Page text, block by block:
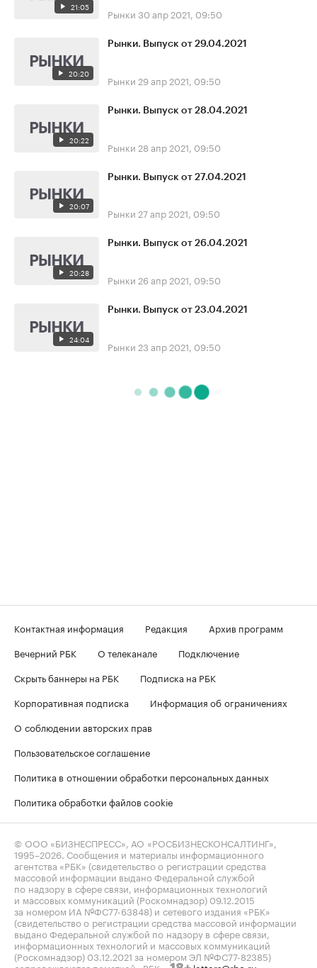
21:05 Рынки 30 апр 2021, 09:50
20:20
Рынки. Выпуск от 29.04.2021
Рынки 29 апр 2021, 09:50
20:22
Рынки. Выпуск от 28.04.2021
Рынки 28 апр 2021, 09:50
20:07
Рынки. Выпуск от 27.04.2021
Рынки 27 апр 2021, 09:50
20:28
Рынки. Выпуск от 26.04.2021
Рынки 26 апр 2021, 09:50
24:04
Рынки. Выпуск от 23.04.2021
Рынки 23 апр 2021, 09:50
Контактная информация Редакция
Архив программ
Вечерний РБК
О телеканале
Подключение
Скрыть баннеры на РБК
Подписка на РБК
Корпоративная подписка
Информация об ограничениях
О соблюдении авторских прав
Пользовательское соглашение
Политика в отношении обработки персональных данных
Политика обработки файлов cookie
© ООО «БИЗНЕСПРЕСС», АО «РОСБИЗНЕСКОНСАЛТИНГ»,
1995–2026 . Сообщения и материалы информационного
агентства «РБК» (свидетельство о регистрации средства
массовой информации выдано Федеральной службой
по надзору в сфере связи, информационных технологий
и массовых коммуникаций (Роскомнадзор) 09.12.2015
за номером ИА №ФС77-63848) и сетевого издания «РБК»
(свидетельство о регистрации средства массовой информации
выдано Федеральной службой по надзору в сфере связи,
информационных технологий и массовых коммуникаций
(Роскомнадзор) 03.12.2021 за номером ЭЛ №ФС77-82385)